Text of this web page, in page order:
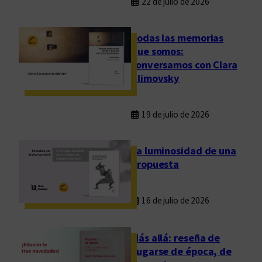
Todas las memorias
que somos:
conversamos con Clara
Klimovsky
19 de julio de 2026
La luminosidad de una
propuesta
16 de julio de 2026
Más allá: reseña de
Fugarse de época, de